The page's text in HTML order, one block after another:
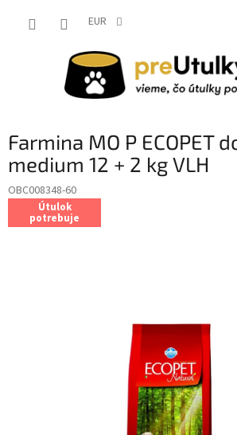
EUR
Farmina MO P ECOPET
medium 12 + 2 kg VLH
OBC008348-60
Útulok
potrebuje